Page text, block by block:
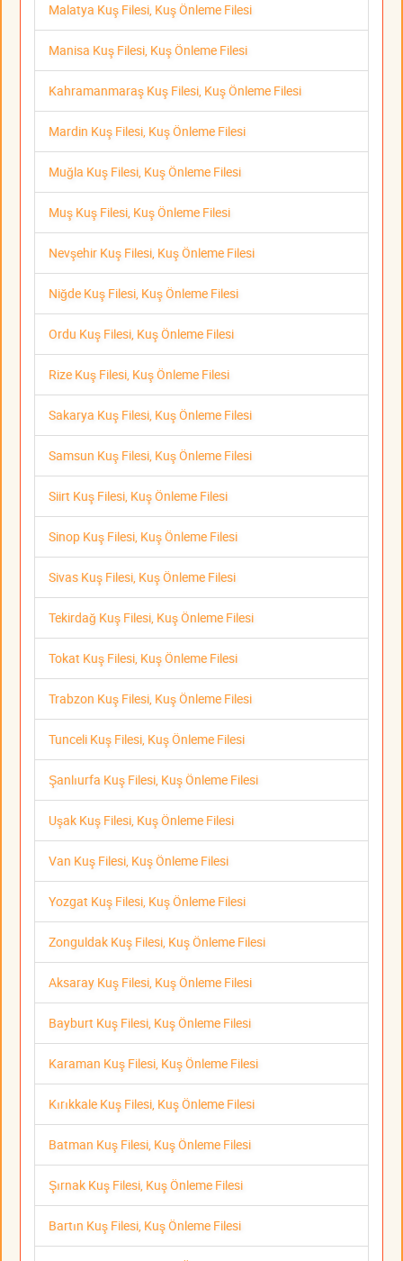
Malatya Kuş Filesi, Kuş Önleme Filesi
Manisa Kuş Filesi, Kuş Önleme Filesi
Kahramanmaraş Kuş Filesi, Kuş Önleme Filesi
Mardin Kuş Filesi, Kuş Önleme Filesi
Muğla Kuş Filesi, Kuş Önleme Filesi
Muş Kuş Filesi, Kuş Önleme Filesi
Nevşehir Kuş Filesi, Kuş Önleme Filesi
Niğde Kuş Filesi, Kuş Önleme Filesi
Ordu Kuş Filesi, Kuş Önleme Filesi
Rize Kuş Filesi, Kuş Önleme Filesi
Sakarya Kuş Filesi, Kuş Önleme Filesi
Samsun Kuş Filesi, Kuş Önleme Filesi
Siirt Kuş Filesi, Kuş Önleme Filesi
Sinop Kuş Filesi, Kuş Önleme Filesi
Sivas Kuş Filesi, Kuş Önleme Filesi
Tekirdağ Kuş Filesi, Kuş Önleme Filesi
Tokat Kuş Filesi, Kuş Önleme Filesi
Trabzon Kuş Filesi, Kuş Önleme Filesi
Tunceli Kuş Filesi, Kuş Önleme Filesi
Şanlıurfa Kuş Filesi, Kuş Önleme Filesi
Uşak Kuş Filesi, Kuş Önleme Filesi
Van Kuş Filesi, Kuş Önleme Filesi
Yozgat Kuş Filesi, Kuş Önleme Filesi
Zonguldak Kuş Filesi, Kuş Önleme Filesi
Aksaray Kuş Filesi, Kuş Önleme Filesi
Bayburt Kuş Filesi, Kuş Önleme Filesi
Karaman Kuş Filesi, Kuş Önleme Filesi
Kırıkkale Kuş Filesi, Kuş Önleme Filesi
Batman Kuş Filesi, Kuş Önleme Filesi
Şırnak Kuş Filesi, Kuş Önleme Filesi
Bartın Kuş Filesi, Kuş Önleme Filesi